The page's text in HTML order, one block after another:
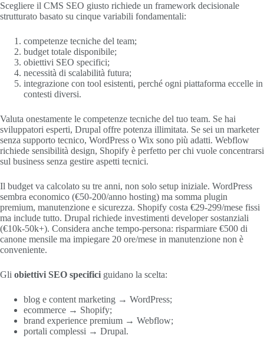
Scegliere il CMS SEO giusto richiede un framework decisionale
strutturato basato su cinque variabili fondamentali:
competenze tecniche del team;
budget totale disponibile;
obiettivi SEO specifici;
necessità di scalabilità futura;
integrazione con tool esistenti, perché ogni piattaforma eccelle in
contesti diversi.
Valuta onestamente le competenze tecniche del tuo team. Se hai
sviluppatori esperti, Drupal offre potenza illimitata. Se sei un marketer
senza supporto tecnico, WordPress o Wix sono più adatti. Webflow
richiede sensibilità design, Shopify è perfetto per chi vuole concentrarsi
sul business senza gestire aspetti tecnici.
Il budget va calcolato su tre anni, non solo setup iniziale. WordPress
sembra economico (€50-200/anno hosting) ma somma plugin
premium, manutenzione e sicurezza. Shopify costa €29-299/mese fissi
ma include tutto. Drupal richiede investimenti developer sostanziali
(€10k-50k+). Considera anche tempo-persona: risparmiare €500 di
canone mensile ma impiegare 20 ore/mese in manutenzione non è
conveniente.
Gli obiettivi SEO specifici guidano la scelta:
blog e content marketing → WordPress;
ecommerce → Shopify;
brand experience premium → Webflow;
portali complessi → Drupal.